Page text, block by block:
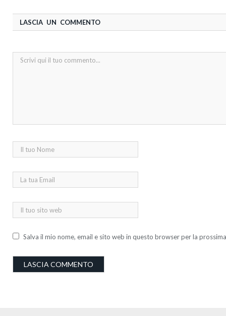
LASCIA UN COMMENTO
Salva il mio nome, email e sito web in questo browser per la